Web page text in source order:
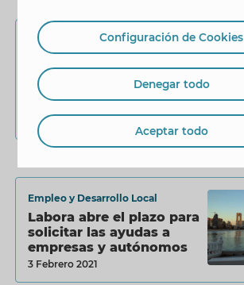
Ciclo del agua
La Generalitat invertirá
14,5 millones para
modernizar la red de
saneamiento,
depuración y
reutilización de aguas de
Benidorm
16 Febrero 2024
Empleo y Desarrollo Local
Labora abre el plazo para
solicitar las ayudas a
empresas y autónomos
3 Febrero 2021
Configuración de Cookies
Denegar todo
Aceptar todo